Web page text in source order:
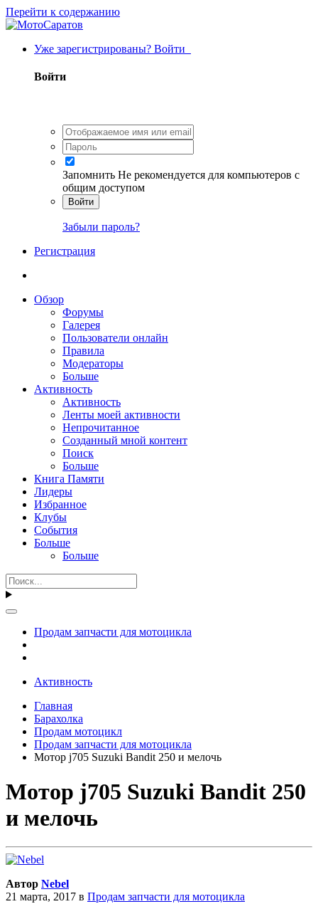
Перейти к содержанию
Уже зарегистрированы? Войти
Войти
Запомнить Не рекомендуется для компьютеров с
общим доступом
Войти
Забыли пароль?
Регистрация
Обзор
Форумы
Галерея
Пользователи онлайн
Правила
Модераторы
Больше
Активность
Активность
Ленты моей активности
Непрочитанное
Созданный мной контент
Поиск
Больше
Книга Памяти
Лидеры
Избранное
Клубы
События
Больше
Больше
Продам запчасти для мотоцикла
Активность
Главная
Барахолка
Продам мотоцикл
Продам запчасти для мотоцикла
Мотор j705 Suzuki Bandit 250 и мелочь
Мотор j705 Suzuki Bandit 250
и мелочь
Автор Nebel
21 марта, 2017 в Продам запчасти для мотоцикла